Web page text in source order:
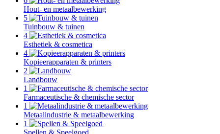
Hout- en metaalbewerking
5
Tuinbouw & tuinen
4
Esthetiek & cosmetica
4
Kopieerapparaten & printers
2
Landbouw
1
Farmaceutische & chemische sector
1
Metaalindustrie & metaalbewerking
1
Spellen & Speelgoed